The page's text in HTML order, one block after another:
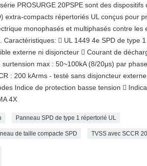
PROSURGE 20PSPE sont des dispositifs
extra-compacts répertoriés UL conçus pour
monophasés et multiphasés contre les
 UL 1449 4e SPD de type
externe ni disjoncteur  Courant de
max : 50~100kA (8/20μs) par
: 200 kArms - testé sans disjoncteur
Indice de protection basse tension 
4X
Panneau SPD de type 1 répertorié UL
de taille compacte SPD TVSS avec SCCR